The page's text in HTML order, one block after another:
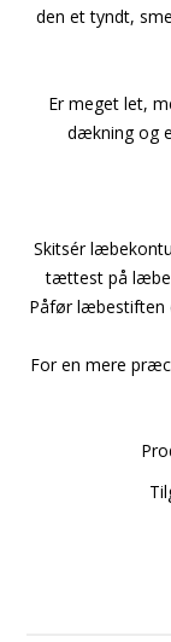
den et tyndt,
Er meget let,
dækning og
Skitsér
tættest på
Påfør læbestiften
For en mere